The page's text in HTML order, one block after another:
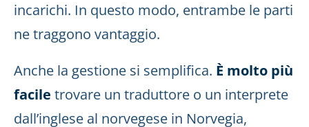
incarichi. In questo modo, entrambe le parti
ne traggono vantaggio.
Anche la gestione si semplifica. È molto più
facile trovare un traduttore o un interprete
dall’inglese al norvegese in Norvegia,